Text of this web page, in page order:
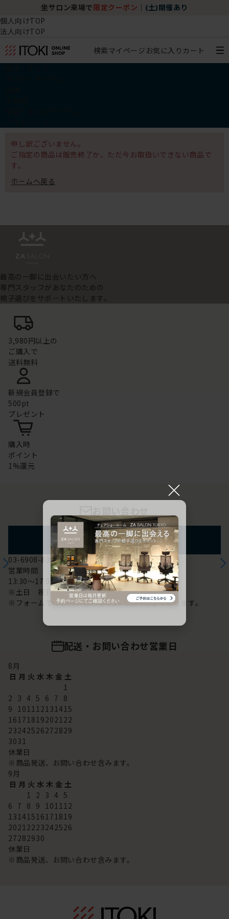
坐サロン来場で 限定クーポン (土)開催あり
個人向けTOP
法人向けTOP
検索マイページ お気に入り カート
申し訳ございません。
ご指定の商品は販売終了か、ただ今お取扱いできない商品で
す。
ホームへ戻る
最高の一脚に出会いたい方へ
専門スタッフがあなたのための
椅子選びをサポートいたします。
3,980円以上の
ご購入で
送料無料
新規会員登録で
500pt
プレゼント
購入時
ポイント
1%還元
フォームからのお問い合わせ
03-6908-8370
営業時間
13:30～17:00
※土日 祝日は休み
※フォームでのお問い合わせは24時間対応しております。
配送・お問い合わせ営業日
8月
日 月 火 水 木 金 土
1
2 3 4 5 6 7 8
9 101112131415
16171819202122
23242526272829
3031
休業日
※商品発送、お問い合わせ含みます。
9月
日 月 火 水 木 金 土
1 2 3 4 5
6 7 8 9 101112
13141516171819
20212223242526
27282930
休業日
※商品発送、お問い合わせ含みます。
×